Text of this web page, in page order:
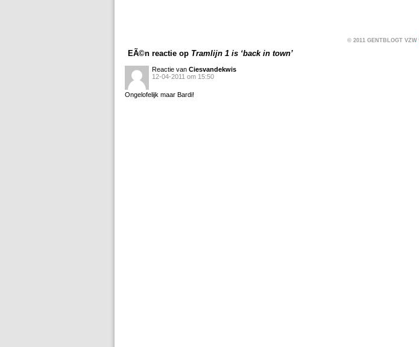
© 2011 GENTBLOGT VZW
EÃ©n reactie op Tramlijn 1 is ‘back in town’
Reactie van Ciesvandekwis
12-04-2011 om 15:50
Ongelofelijk maar Bardi!